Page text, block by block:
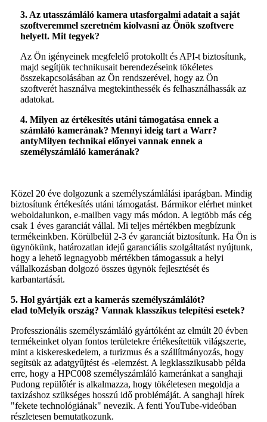
3. Az utasszámláló kamera utasforgalmi adatait a saját
szoftveremmel szeretném kiolvasni az Önök szoftvere
helyett. Mit tegyek?
Az Ön igényeinek megfelelő protokollt és API-t biztosítunk,
majd segítjük technikusait berendezéseink tökéletes
összekapcsolásában az Ön rendszerével, hogy az Ön
szoftverét használva megtekinthessék és felhasználhassák az
adatokat.
4. Milyen az értékesítés utáni támogatása ennek a
számláló kamerának? Mennyi ideig tart a Warr?
antyMilyen technikai előnyei vannak ennek a
személyszámláló kamerának?
Közel 20 éve dolgozunk a személyszámlálási iparágban. Mindig
biztosítunk értékesítés utáni támogatást. Bármikor elérhet minket
weboldalunkon, e-mailben vagy más módon. A legtöbb más cég
csak 1 éves garanciát vállal. Mi teljes mértékben megbízunk
termékeinkben. Körülbelül 2-3 év garanciát biztosítunk. Ha Ön is
ügynökünk, határozatlan idejű garanciális szolgáltatást nyújtunk,
hogy a lehető legnagyobb mértékben támogassuk a helyi
vállalkozásban dolgozó összes ügynök fejlesztését és
karbantartását.
5. Hol gyártják ezt a kamerás személyszámlálót?
elad toMelyik ország? Vannak klasszikus telepítési esetek?
Professzionális személyszámláló gyártóként az elmúlt 20 évben
termékeinket olyan fontos területekre értékesítettük világszerte,
mint a kiskereskedelem, a turizmus és a szállítmányozás, hogy
segítsük az adatgyűjtést és -elemzést. A legklasszikusabb példa
erre, hogy a HPC008 személyszámláló kameránkat a sanghaji
Pudong repülőtér is alkalmazza, hogy tökéletesen megoldja a
taxizáshoz szükséges hosszú idő problémáját. A sanghaji hírek
"fekete technológiának" nevezik. A fenti YouTube-videóban
részletesen bemutatkozunk.